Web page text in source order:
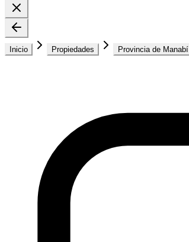
Inicio Propiedades Provincia de Manabí